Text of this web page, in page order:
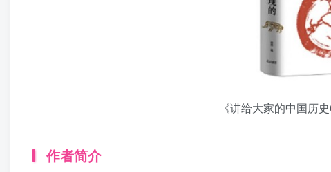
《讲给大家的中国历史
作者简介